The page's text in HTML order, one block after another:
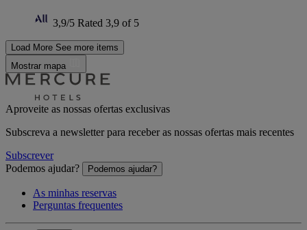
3,9/5 Rated 3,9 of 5
Load More See more items
Mostrar mapa
Aproveite as nossas ofertas exclusivas
Subscreva a newsletter para receber as nossas ofertas mais recentes
Subscrever
Podemos ajudar?
Podemos ajudar?
As minhas reservas
Perguntas frequentes